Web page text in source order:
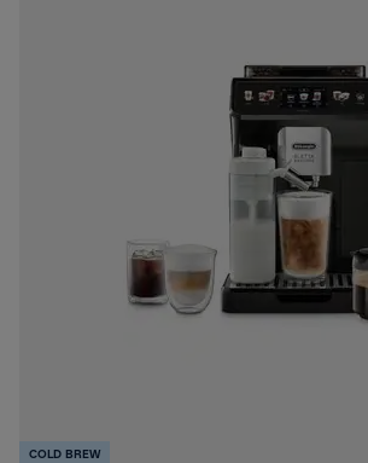
COLD BREW